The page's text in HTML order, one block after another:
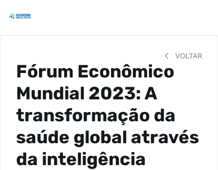
VOLTAR
Fórum Econômico
Mundial 2023: A
transformação da
saúde global através
da inteligência